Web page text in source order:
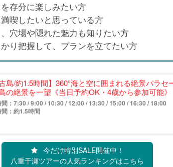
存分に楽しみたい方
喫したいと思っている方
穴場や隠れた魅力も知りたい方
り把握して、プランを立てたい方
古島/約1.5時間】360°海と空に囲まれる絶景パラ
の絶景を一望《当日予約OK・4歳から参加可能》
間：7:30 / 9:00 / 10:30 / 12:00 / 13:30 / 15:00 / 16:30 / 18:00
間：約1.5時間
今だけ特別SALE開催中！
八重干瀬ツアーの人気ランキングはこちら